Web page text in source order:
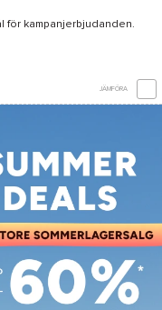
för kampanjerbjudanden.
JÄMFÖRA